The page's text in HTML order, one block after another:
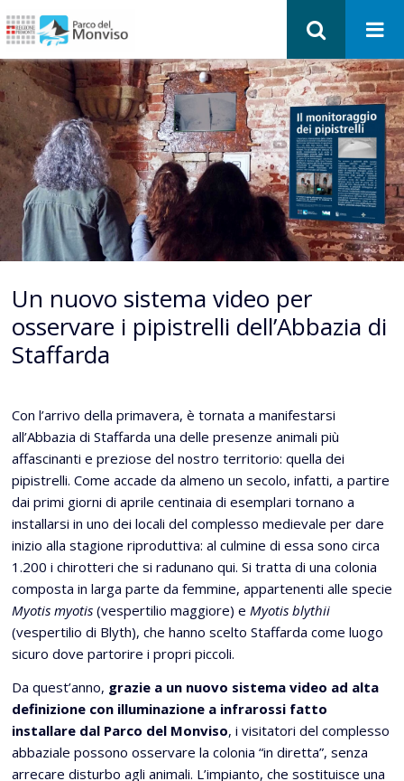
Un nuovo sistema video per
osservare i pipistrelli dell’Abbazia di
Staffarda
Con l’arrivo della primavera, è tornata a manifestarsi
all’Abbazia di Staffarda una delle presenze animali più
affascinanti e preziose del nostro territorio: quella dei
pipistrelli. Come accade da almeno un secolo, infatti, a partire
dai primi giorni di aprile centinaia di esemplari tornano a
installarsi in uno dei locali del complesso medievale per dare
inizio alla stagione riproduttiva: al culmine di essa sono circa
1.200 i chirotteri che si radunano qui. Si tratta di una colonia
composta in larga parte da femmine, appartenenti alle specie
Myotis myotis (vespertilio maggiore) e Myotis blythii
(vespertilio di Blyth), che hanno scelto Staffarda come luogo
sicuro dove partorire i propri piccoli.
Da quest’anno, grazie a un nuovo sistema video ad alta
definizione con illuminazione a infrarossi fatto
installare dal Parco del Monviso, i visitatori del complesso
abbaziale possono osservare la colonia “in diretta”, senza
arrecare disturbo agli animali. L’impianto, che sostituisce una